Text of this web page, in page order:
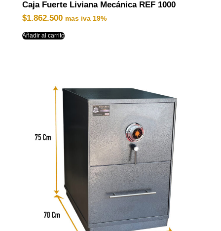
Caja Fuerte Liviana Mecánica REF 1000
$1.862.500 mas iva 19%
Añadir al carrito